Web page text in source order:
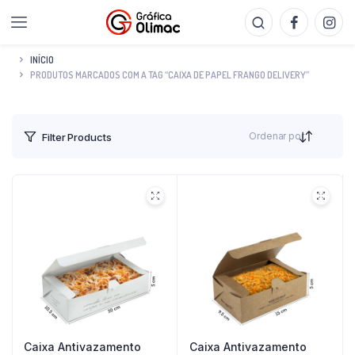
INÍCIO
PRODUTOS MARCADOS COM A TAG “CAIXA DE PAPEL FRANGO DELIVERY”
Filter Products Ordenar por
Caixa Antivazamento Caixa Antivazamento